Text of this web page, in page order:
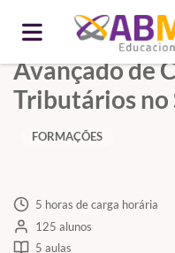
PowerClass
Avançado de
Tributários no
FORMAÇÕES
5 horas de carga horária
125 alunos
5 aulas